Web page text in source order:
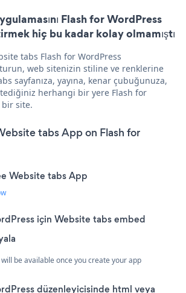
Flash for WordPress
hiç bu kadar kolay olmamıştı
tabs Flash for WordPress
web sitenizin stiline ve renklerine
sayfanıza, yayına, kenar çubuğunuza,
herhangi bir yere Flash for
bir site.
tabs App on Flash for
Website tabs App
için Website tabs embed
be available once you create your app
düzenleyicisinde html veya